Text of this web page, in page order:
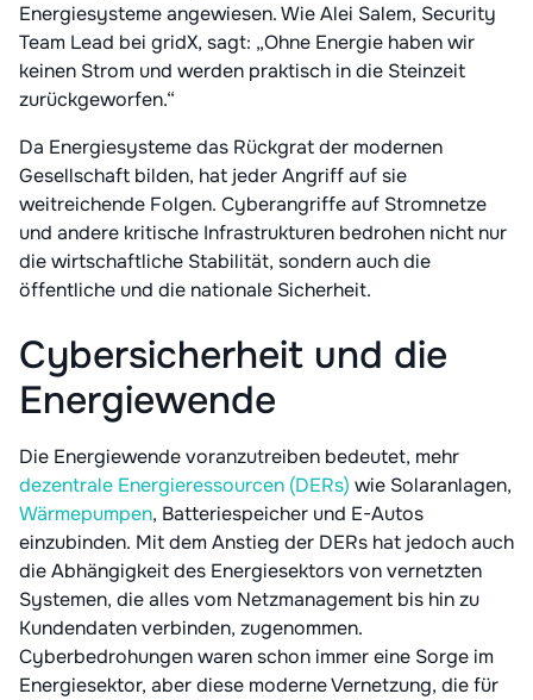
Energiesysteme angewiesen. Wie Alei Salem, Security
Team Lead bei gridX, sagt: „Ohne Energie haben wir
keinen Strom und werden praktisch in die Steinzeit
zurückgeworfen.“
Da Energiesysteme das Rückgrat der modernen
Gesellschaft bilden, hat jeder Angriff auf sie
weitreichende Folgen. Cyberangriffe auf Stromnetze
und andere kritische Infrastrukturen bedrohen nicht nur
die wirtschaftliche Stabilität, sondern auch die
öffentliche und die nationale Sicherheit.
Cybersicherheit und die
Energiewende
Die Energiewende voranzutreiben bedeutet, mehr
dezentrale Energieressourcen (DERs) wie Solaranlagen,
Wärmepumpen, Batteriespeicher und E-Autos
einzubinden. Mit dem Anstieg der DERs hat jedoch auch
die Abhängigkeit des Energiesektors von vernetzten
Systemen, die alles vom Netzmanagement bis hin zu
Kundendaten verbinden, zugenommen.
Cyberbedrohungen waren schon immer eine Sorge im
Energiesektor, aber diese moderne Vernetzung, die für